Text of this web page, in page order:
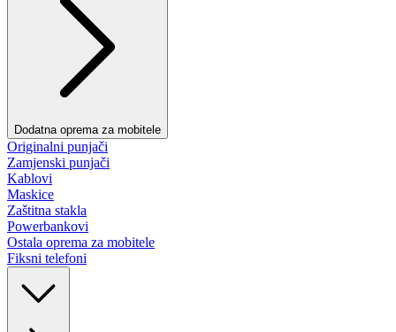
Dodatna oprema za mobitele
Originalni punjači
Zamjenski punjači
Kablovi
Maskice
Zaštitna stakla
Powerbankovi
Ostala oprema za mobitele
Fiksni telefoni